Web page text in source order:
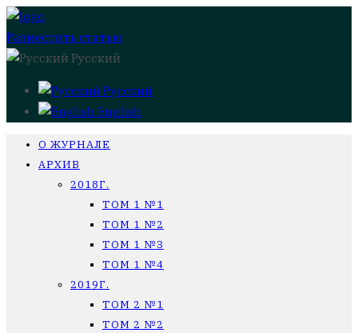
Разместить статью
Русский
Русский
English
О ЖУРНАЛЕ
АРХИВ
2018Г.
ТОМ 1 №1
ТОМ 1 №2
ТОМ 1 №3
ТОМ 1 №4
2019Г.
ТОМ 2 №1
ТОМ 2 №2